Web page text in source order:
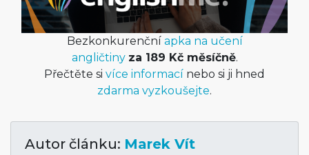
Bezkonkurenční apka na učení
angličtiny za 189 Kč měsíčně.
Přečtěte si více informací nebo si ji hned
zdarma vyzkoušejte.
Autor článku: Marek Vít